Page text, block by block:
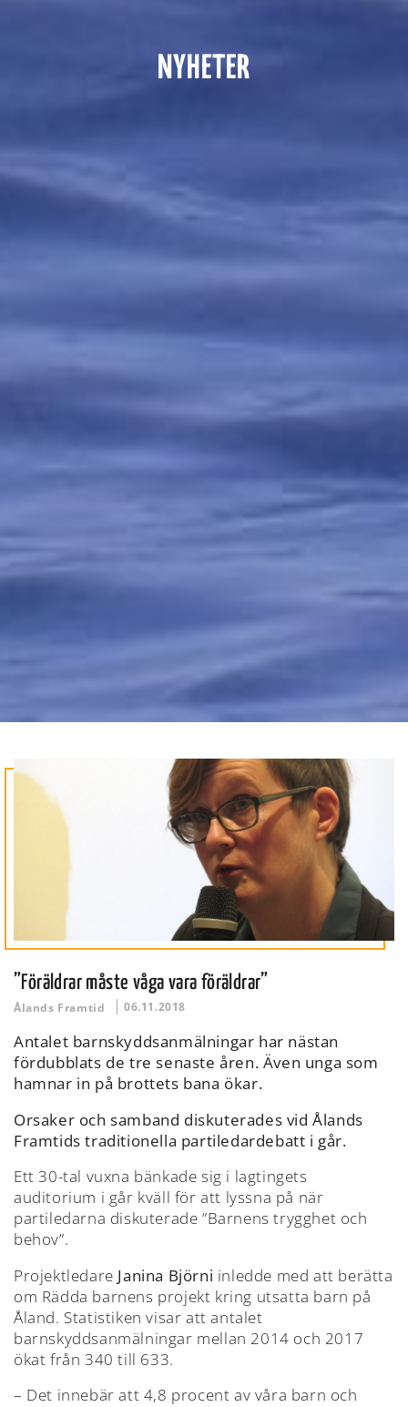
NYHETER
”Föräldrar måste våga vara föräldrar”
Ålands Framtid 06.11.2018
Antalet barnskyddsanmälningar har nästan
fördubblats de tre senaste åren. Även unga som
hamnar in på brottets bana ökar.
Orsaker och samband diskuterades vid Ålands
Framtids traditionella partiledardebatt i går.
Ett 30-tal vuxna bänkade sig i lagtingets
auditorium i går kväll för att lyssna på när
partiledarna diskuterade ”Barnens trygghet och
behov”.
Projektledare Janina Björni inledde med att berätta
om Rädda barnens projekt kring utsatta barn på
Åland. Statistiken visar att antalet
barnskyddsanmälningar mellan 2014 och 2017
ökat från 340 till 633.
– Det innebär att 4,8 procent av våra barn och